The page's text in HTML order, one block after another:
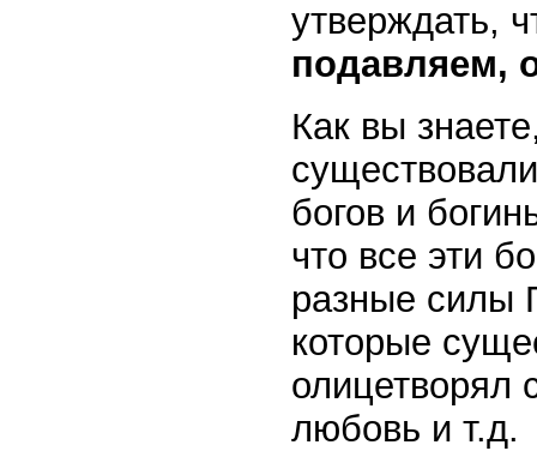
утверждать,
подавляем,
Как вы
богов и
что все эти
разные силы
которые
олицетворял
любовь и т.д.